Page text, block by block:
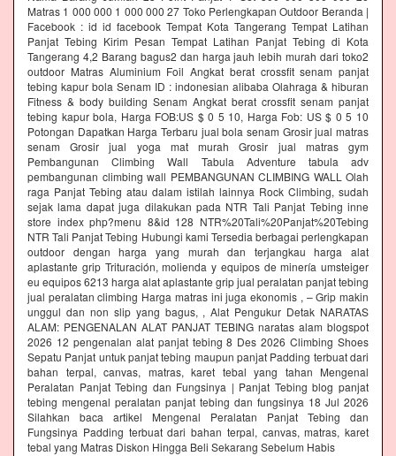
Matras 1 000 000 1 000 000 27 Toko Perlengkapan Outdoor Beranda |
Facebook : id id facebook Tempat Kota Tangerang Tempat Latihan
Panjat Tebing Kirim Pesan Tempat Latihan Panjat Tebing di Kota
Tangerang 4,2 Barang bagus2 dan harga jauh lebih murah dari toko2
outdoor Matras Aluminium Foil Angkat berat crossfit senam panjat
tebing kapur bola Senam ID : indonesian alibaba Olahraga & hiburan
Fitness & body building Senam Angkat berat crossfit senam panjat
tebing kapur bola, Harga FOB:US $ 0 5 10, Harga Fob: US $ 0 5 10
Potongan Dapatkan Harga Terbaru jual bola senam Grosir jual matras
senam Grosir jual yoga mat murah Grosir jual matras gym
Pembangunan Climbing Wall Tabula Adventure tabula adv
pembangunan climbing wall PEMBANGUNAN CLIMBING WALL Olah
raga Panjat Tebing atau dalam istilah lainnya Rock Climbing, sudah
sejak lama dapat juga dilakukan pada NTR Tali Panjat Tebing inne
store index php?menu 8&id 128 NTR%20Tali%20Panjat%20Tebing
NTR Tali Panjat Tebing Hubungi kami Tersedia berbagai perlengkapan
outdoor dengan harga yang murah dan terjangkau harga alat
aplastante grip Trituración, molienda y equipos de minería umsteiger
eu equipos 6213 harga alat aplastante grip jual peralatan panjat tebing
jual peralatan climbing Harga matras ini juga ekonomis , – Grip makin
unggul dan non slip yang bagus, , Alat Pengukur Detak NARATAS
ALAM: PENGENALAN ALAT PANJAT TEBING naratas alam blogspot
2026 12 pengenalan alat panjat tebing 8 Des 2026 Climbing Shoes
Sepatu Panjat untuk panjat tebing maupun panjat Padding terbuat dari
bahan terpal, canvas, matras, karet tebal yang tahan Mengenal
Peralatan Panjat Tebing dan Fungsinya | Panjat Tebing blog panjat
tebing mengenal peralatan panjat tebing dan fungsinya 18 Jul 2026
Silahkan baca artikel Mengenal Peralatan Panjat Tebing dan
Fungsinya Padding terbuat dari bahan terpal, canvas, matras, karet
tebal yang Matras Diskon Hingga Beli Sekarang Sebelum Habis‎